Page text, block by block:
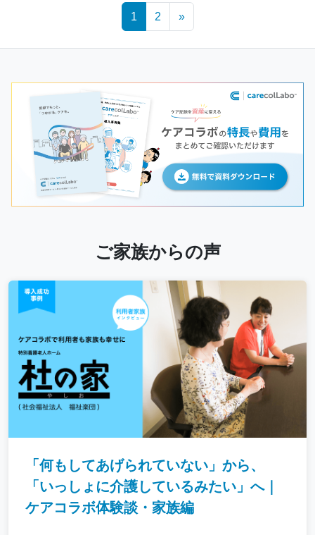
1 2 »
ご家族からの声
「何もしてあげられていない」から、
「いっしょに介護しているみたい」へ｜
ケアコラボ体験談・家族編